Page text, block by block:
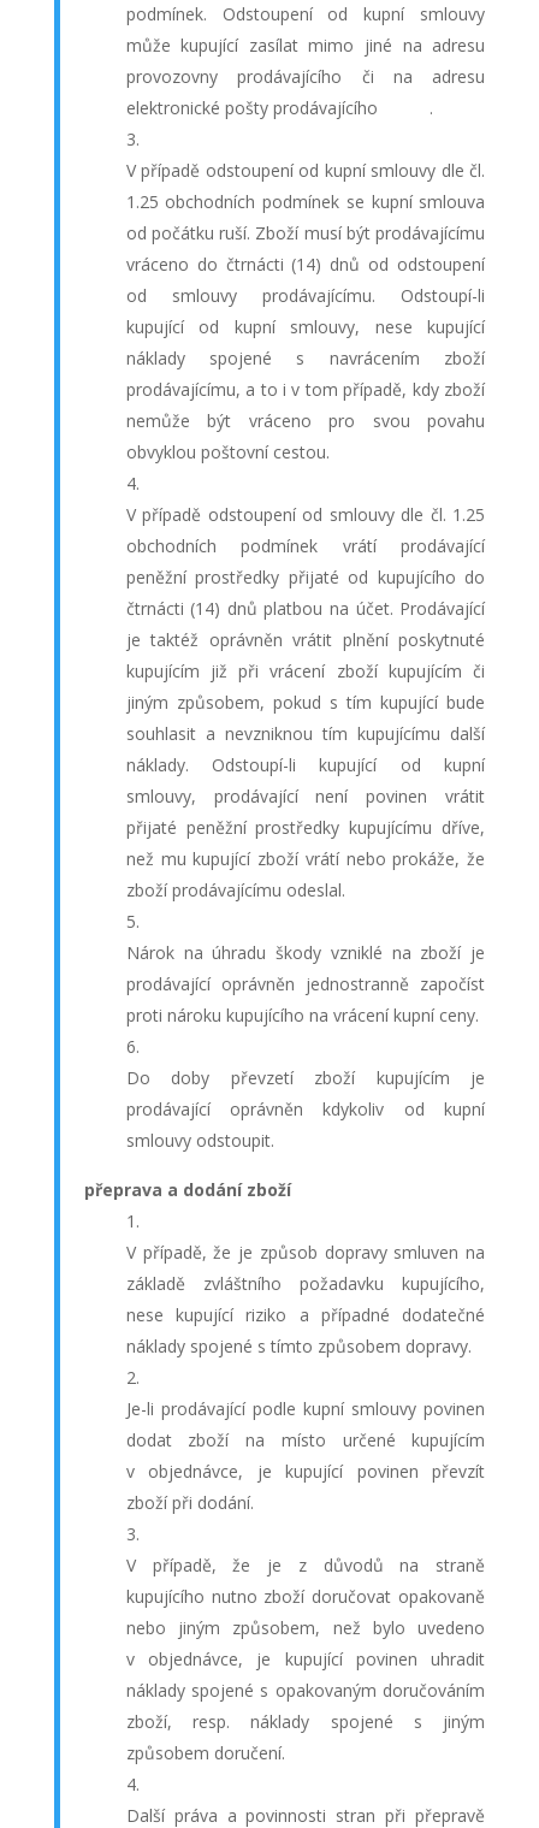
podmínek. Odstoupení od kupní smlouvy
může kupující zasílat mimo jiné na adresu
provozovny prodávajícího či na adresu
elektronické pošty prodávajícího
.
V případě odstoupení od kupní smlouvy dle čl.
1.25 obchodních podmínek se kupní smlouva
od počátku ruší. Zboží musí být prodávajícímu
vráceno do čtrnácti (14) dnů od odstoupení
od smlouvy prodávajícímu. Odstoupí-li
kupující od kupní smlouvy, nese kupující
náklady spojené s navrácením zboží
prodávajícímu, a to i v tom případě, kdy zboží
nemůže být vráceno pro svou povahu
obvyklou poštovní cestou.
V případě odstoupení od smlouvy dle čl. 1.25
obchodních podmínek vrátí prodávající
peněžní prostředky přijaté od kupujícího do
čtrnácti (14) dnů platbou na účet. Prodávající
je taktéž oprávněn vrátit plnění poskytnuté
kupujícím již při vrácení zboží kupujícím či
jiným způsobem, pokud s tím kupující bude
souhlasit a nevzniknou tím kupujícímu další
náklady. Odstoupí-li kupující od kupní
smlouvy, prodávající není povinen vrátit
přijaté peněžní prostředky kupujícímu dříve,
než mu kupující zboží vrátí nebo prokáže, že
zboží prodávajícímu odeslal.
Nárok na úhradu škody vzniklé na zboží je
prodávající oprávněn jednostranně započíst
proti nároku kupujícího na vrácení kupní ceny.
Do doby převzetí zboží kupujícím je
prodávající oprávněn kdykoliv od kupní
smlouvy odstoupit.
přeprava a dodání zboží
V případě, že je způsob dopravy smluven na
základě zvláštního požadavku kupujícího,
nese kupující riziko a případné dodatečné
náklady spojené s tímto způsobem dopravy.
Je-li prodávající podle kupní smlouvy povinen
dodat zboží na místo určené kupujícím
v objednávce, je kupující povinen převzít
zboží při dodání.
V případě, že je z důvodů na straně
kupujícího nutno zboží doručovat opakovaně
nebo jiným způsobem, než bylo uvedeno
v objednávce, je kupující povinen uhradit
náklady spojené s opakovaným doručováním
zboží, resp. náklady spojené s jiným
způsobem doručení.
Další práva a povinnosti stran při přepravě